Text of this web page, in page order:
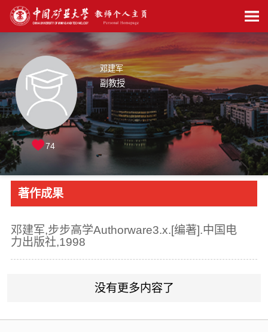
邓建军
副教授
74
著作成果
邓建军,步步高学Authorware3.x.[编著].中国电
力出版社,1998
没有更多内容了